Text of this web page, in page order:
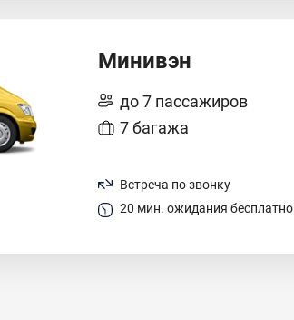
Минивэн
до 7 пассажиров
7 багажа
Встреча по звонку
20 мин. ожидания бесплатно